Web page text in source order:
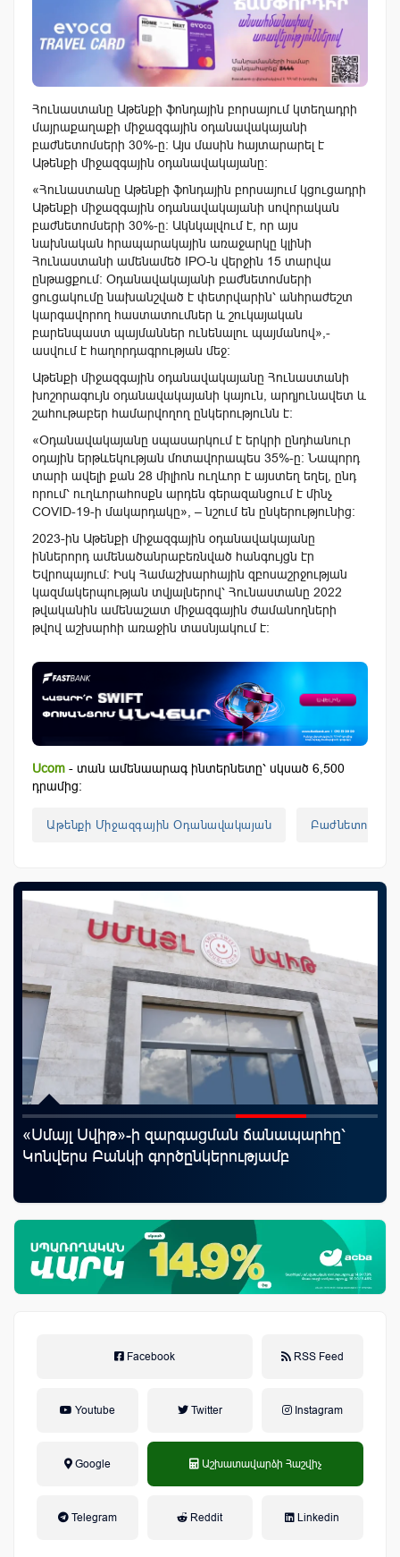
Հունաստանը Աթենքի ֆոնդային բորսայում կտեղադրի
մայրաքաղաքի միջազգային օդանավակայանի
բաժնետոմսերի 30%-ը։ Այս մասին հայտարարել է
Աթենքի միջազգային օդանավակայանը:
«Հունաստանը Աթենքի ֆոնդային բորսայում կցուցադրի
Աթենքի միջազգային օդանավակայանի սովորական
բաժնետոմսերի 30%-ը: Ակնկալվում է, որ այս
նախնական հրապարակային առաջարկը կլինի
Հունաստանի ամենամեծ IPO-ն վերջին 15 տարվա
ընթացքում: Օդանավակայանի բաժնետոմսերի
ցուցակումը նախանշված է փետրվարին՝ անհրաժեշտ
կարգավորող հաստատումներ և շուկայական
բարենպաստ պայմաններ ունենալու պայմանով»,-
ասվում է հաղորդագրության մեջ:
Աթենքի միջազգային օդանավակայանը Հունաստանի
խոշորագույն օդանավակայանի կայուն, արդյունավետ և
շահութաբեր համարվողող ընկերությունն է:
«Օդանավակայանը սպասարկում է երկրի ընդհանուր
օդային երթևեկության մոտավորապես 35%-ը: Նապորդ
տարի ավելի քան 28 միլիոն ուղևոր է այստեղ եղել, ընդ
որում՝ ուղևորահոսքն արդեն գերազանցում է մինչ
COVID-19-ի մակարդակը», – նշում են ընկերությունից։
2023-ին Աթենքի միջազգային օդանավակայանը
իններորդ ամենածանրաբեռնված հանգույցն էր
Եվրոպայում: Իսկ Համաշխարհային զբոսաշրջության
կազմակերպության տվյալներով՝ Հունաստանը 2022
թվականին ամենաշատ միջազգային ժամանողների
թվով աշխարհի առաջին տասնյակում է։
Ucom - տան ամենաարագ ինտերնետը՝ սկսած 6,500
դրամից:
Աթենքի Միջազգային Օդանավակայան Բաժնետոմսեր
«Սմայլ Սվիթ»-ի զարգացման ճանապարհը՝
Կոնվերս Բանկի գործընկերությամբ
Facebook RSS Feed
Youtube Twitter Instagram
Google Աշխատավարձի Հաշվիչ
Telegram Reddit Linkedin